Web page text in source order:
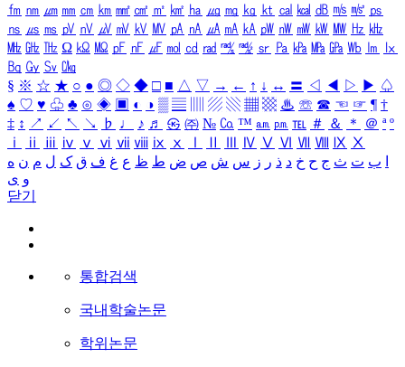
㎙ ㎚ ㎛ ㎜ ㎝ ㎞ ㎟ ㎠ ㎡ ㎢ ㏊ ㎍ ㎎ ㎏ ㏏ ㎈ ㎉ ㏈ ㎧ ㎨ ㎰
㎱ ㎲ ㎳ ㎴ ㎵ ㎶ ㎷ ㎸ ㎹ ㎀ ㎁ ㎂ ㎃ ㎄ ㎺ ㎻ ㎽ ㎾ ㎿ ㎐ ㎑
㎒ ㎓ ㎔ Ω ㏀ ㏁ ㎊ ㎋ ㎌ ㏖ ㏅ ㎭ ㎮ ㎯ ㏛ ㎩ ㎪ ㎫ ㎬ ㏝ ㏐
㏓
㏃ ㏉ ㏜ ㏆
§ ※ ☆ ★ ○ ● ◎ ◇ ◆ □ ■ △ ▽ → ← ↑ ↓ ↔ 〓 ◁ ◀ ▷ ▶ ♤
♠ ♡ ♥ ♧ ♣ ⊙ ◈ ▣ ◐ ◑ ▒ ▤ ▨ ▧ ▦ ▩ ♨ ☏ ☎ ☜ ☞ ¶ †
‡ ↕ ↗ ↙ ↖ ↘ ♭ ♩ ♪ ♬ ㉿ ㈜ № ㏇ ™ ㏂ ㏘ ℡ ＃ ＆ ＊ ＠ ª º
ⅰ
ⅱ ⅲ ⅳ ⅴ ⅵ ⅶ ⅷ ⅸ ⅹ Ⅳ Ⅴ Ⅵ Ⅶ Ⅷ Ⅸ Ⅹ
ب ت ث ج ح خ د ذ ر ز س ش ص ض ط ظ ع غ ف ق ک ل م ن ه
و ی
닫기
통합검색
국내학술논문
학위논문